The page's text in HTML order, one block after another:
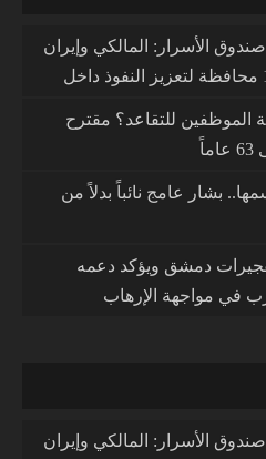
الأسرار: المالكي وإيران
وراء تسليم 11 محافظة لتعزيز النفوذ داخل
الموظفين للتقاعد؟ مقترح
بشار عامج نائباً بدلاً من
دمشق ويؤكد دعمه
في مواجهة الإرهاب
الأسرار: المالكي وإيران